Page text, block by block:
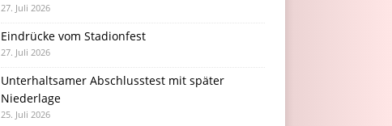
27. Juli 2026
Eindrücke vom Stadionfest
27. Juli 2026
Unterhaltsamer Abschlusstest mit später
Niederlage
25. Juli 2026